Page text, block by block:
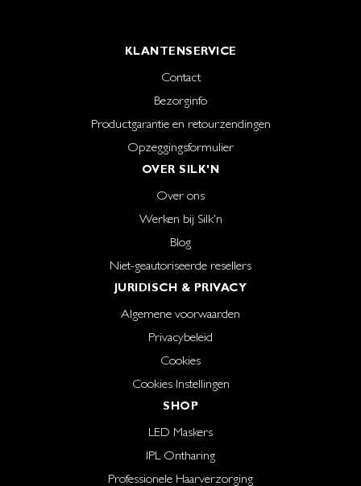
KLANTENSERVICE
Contact
Bezorginfo
Productgarantie en retourzendingen
Opzeggingsformulier
OVER SILK'N
Over ons
Werken bij Silk'n
Blog
Niet-geautoriseerde resellers
JURIDISCH & PRIVACY
Algemene voorwaarden
Privacybeleid
Cookies
Cookies Instellingen
SHOP
LED Maskers
IPL Ontharing
Professionele Haarverzorging